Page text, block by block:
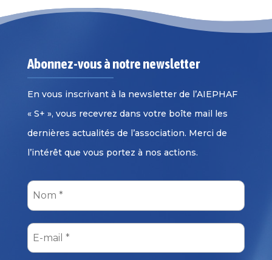
Abonnez-vous à notre newsletter
En vous inscrivant à la newsletter de l’AIEPHAF
« S+ », vous recevrez dans votre boîte mail les
dernières actualités de l’association. Merci de
l’intérêt que vous portez à nos actions.